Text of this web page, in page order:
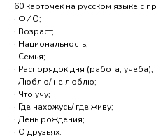
60 карточек на русском языке с
· ФИО;
· Возраст;
· Национальность;
· Семья;
· Распорядок дня (работа, учеба);
· Люблю/ не люблю;
· Что учу;
· Где нахожусь/ где живу;
· День рождения;
· О друзьях.